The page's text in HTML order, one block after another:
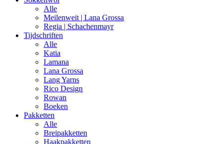
Alle
Meilenweit | Lana Grossa
Regia | Schachenmayr
Tijdschriften
Alle
Katia
Lamana
Lana Grossa
Lang Yarns
Rico Design
Rowan
Boeken
Pakketten
Alle
Breipakketten
Haakpakketten